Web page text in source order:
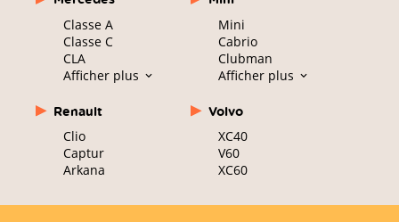
Classe A
Classe C
CLA
Afficher plus
Mini
Cabrio
Clubman
Afficher plus
Renault
Clio
Captur
Arkana
Volvo
XC40
V60
XC60